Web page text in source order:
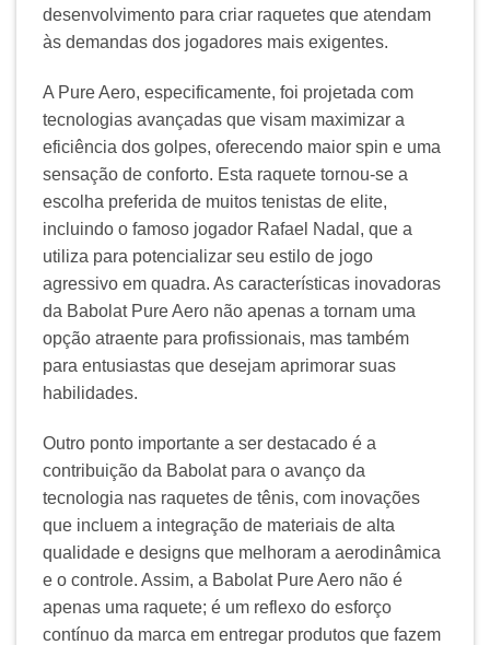
desenvolvimento para criar raquetes que atendam
às demandas dos jogadores mais exigentes.
A Pure Aero, especificamente, foi projetada com
tecnologias avançadas que visam maximizar a
eficiência dos golpes, oferecendo maior spin e uma
sensação de conforto. Esta raquete tornou-se a
escolha preferida de muitos tenistas de elite,
incluindo o famoso jogador Rafael Nadal, que a
utiliza para potencializar seu estilo de jogo
agressivo em quadra. As características inovadoras
da Babolat Pure Aero não apenas a tornam uma
opção atraente para profissionais, mas também
para entusiastas que desejam aprimorar suas
habilidades.
Outro ponto importante a ser destacado é a
contribuição da Babolat para o avanço da
tecnologia nas raquetes de tênis, com inovações
que incluem a integração de materiais de alta
qualidade e designs que melhoram a aerodinâmica
e o controle. Assim, a Babolat Pure Aero não é
apenas uma raquete; é um reflexo do esforço
contínuo da marca em entregar produtos que fazem